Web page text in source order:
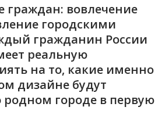
граждан: вовлечение
городскими
гражданин России
реальную
на то, какие именно
дизайне будут
родном городе в первую